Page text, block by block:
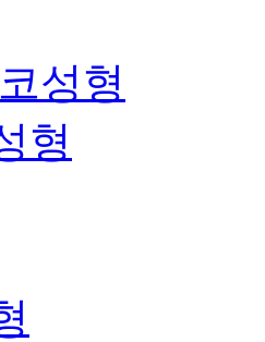
성형
형